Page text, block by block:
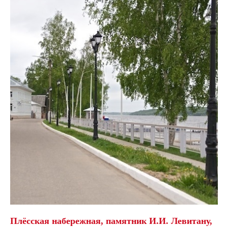
Плёсская набережная, памятник И.И. Левитану,